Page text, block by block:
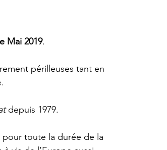
Mai 2019.
périlleuses tant en
depuis 1979.
toute la durée de la